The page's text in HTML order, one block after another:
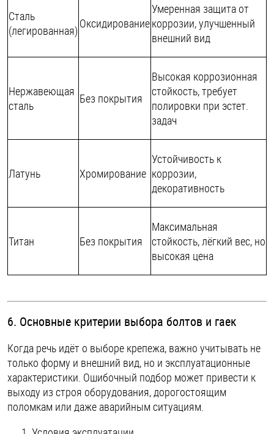
Сталь
(легированная) Оксидирование
Умеренная защита от
коррозии, улучшенный
внешний вид
Нержавеющая
сталь
Без покрытия
Высокая коррозионная
стойкость, требует
полировки при эстет.
задач
Латунь Хромирование
Устойчивость к
коррозии,
декоративность
Титан Без покрытия
Максимальная
стойкость, лёгкий вес, но
высокая цена
6. Основные критерии выбора болтов и гаек
Когда речь идёт о выборе крепежа, важно учитывать не
только форму и внешний вид, но и эксплуатационные
характеристики. Ошибочный подбор может привести к
выходу из строя оборудования, дорогостоящим
поломкам или даже аварийным ситуациям.